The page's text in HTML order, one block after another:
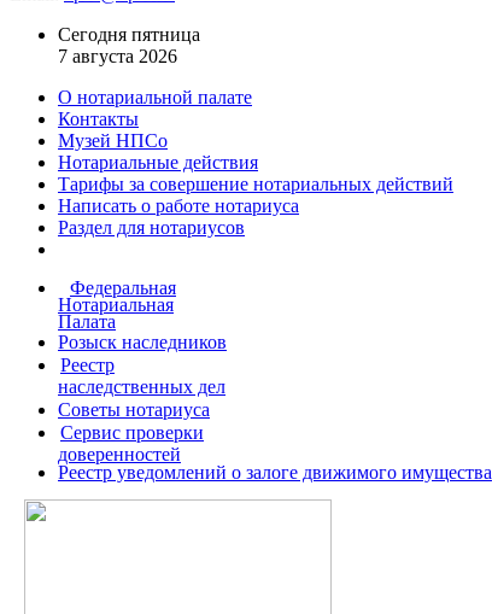
Сегодня пятница
7 августа 2026
О нотариальной палате
Контакты
Музей НПСо
Нотариальные действия
Тарифы за совершение нотариальных действий
Написать о работе нотариуса
Раздел для нотариусов
Федеральная
Нотариальная
Палата
Розыск наследников
Реестр
наследственных дел
Советы нотариуса
Сервис проверки
доверенностей
Реестр уведомлений о залоге движимого имущества